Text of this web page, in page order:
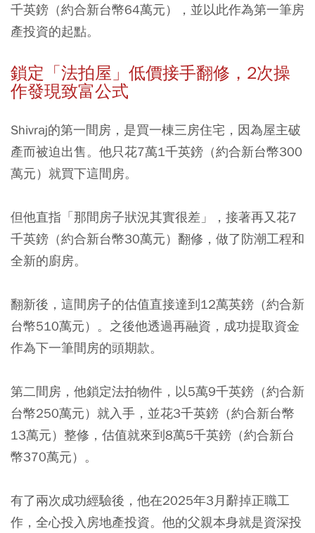
千英鎊（約合新台幣64萬元），並以此作為第一筆房
產投資的起點。
鎖定「法拍屋」低價接手翻修，2次操
作發現致富公式
Shivraj的第一間房，是買一棟三房住宅，因為屋主破
產而被迫出售。他只花7萬1千英鎊（約合新台幣300
萬元）就買下這間房。
但他直指「那間房子狀況其實很差」，接著再又花7
千英鎊（約合新台幣30萬元）翻修，做了防潮工程和
全新的廚房。
翻新後，這間房子的估值直接達到12萬英鎊（約合新
台幣510萬元）。之後他透過再融資，成功提取資金
作為下一筆間房的頭期款。
第二間房，他鎖定法拍物件，以5萬9千英鎊（約合新
台幣250萬元）就入手，並花3千英鎊（約合新台幣
13萬元）整修，估值就來到8萬5千英鎊（約合新台
幣370萬元）。
有了兩次成功經驗後，他在2025年3月辭掉正職工
作，全心投入房地產投資。他的父親本身就是資深投